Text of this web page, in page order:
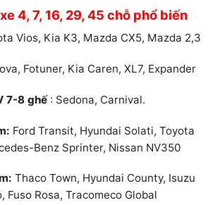
4, 7, 16, 29, 45 chỗ phổ biến
Vios, Kia K3, Mazda CX5, Mazda 2,3
Fotuner, Kia Caren, XL7, Expander
7-8 ghế: Sedona, Carnival.
Ford Transit, Hyundai Solati, Toyota
Benz Sprinter, Nissan NV350
Thaco Town, Hyundai County, Isuzu
Fuso Rosa, Tracomeco Global